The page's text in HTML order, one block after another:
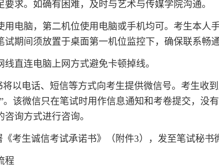
要求。如确有困难，及时与艺术与传媒学院沟通。
用电脑，第二机位使用电脑或手机均可。考生本人
试期间须放置于桌面第一机位监控下，确保联系畅
线直连电脑上网方式避免卡顿掉线。
将以电话、短信等方式向考生提供微信号。考生收
。该微信只在笔试时用作信息通知和考卷提交，没
咨询方式进行咨询。
《考生诚信考试承诺书》（附件3），发至笔试秘书
程